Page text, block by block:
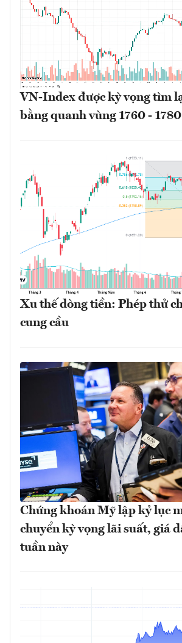
VN-Index được kỳ vọng tìm
bằng quanh vùng 1760 -
Xu thế dòng tiền: Phép thử
cung cầu
Chứng khoán Mỹ lập kỷ lục
chuyển kỳ vọng lãi suất, giá
tuần này